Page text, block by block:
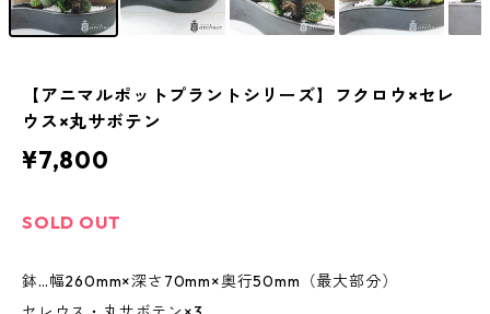
【アニマルポットプラントシリーズ】フクロウ×セレ
ウス×丸サボテン
¥7,800
SOLD OUT
鉢…幅260mm×深さ70mm×奥行50mm（最大部分）